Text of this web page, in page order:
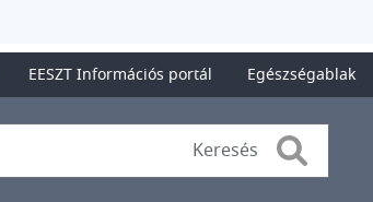
EESZT Információs portál Egészségablak
Search